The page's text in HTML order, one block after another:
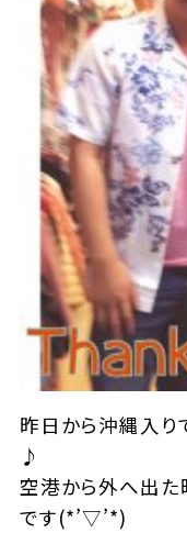
昨日から沖縄入り
♪
空港から外へ出た
です(*’▽’*)